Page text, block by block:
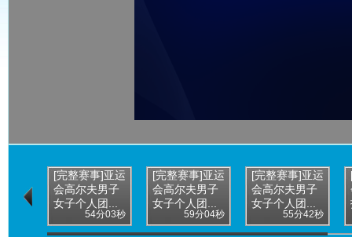
[完整赛事]亚运
会高尔夫男子
女子个人团...
54分03秒
[完整赛事]亚运
会高尔夫男子
女子个人团...
59分04秒
[完整赛事]亚运
会高尔夫男子
女子个人团...
55分42秒